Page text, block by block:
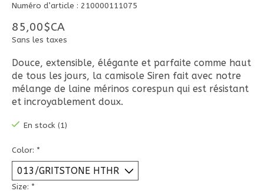
Numéro d’article : 210000111075
85,00$CA
Sans les taxes
Douce, extensible, élégante et parfaite comme haut
de tous les jours, la camisole Siren fait avec notre
mélange de laine mérinos corespun qui est résistant
et incroyablement doux.
En stock (1)
Color: *
Size: *